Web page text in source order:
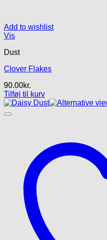
Add to wishlist
Vis
Dust
Clover Flakes
90.00kr.
Tilføj til kurv